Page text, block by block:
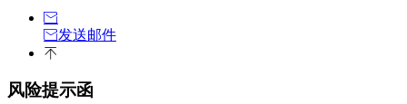
发送邮件
风险提示函